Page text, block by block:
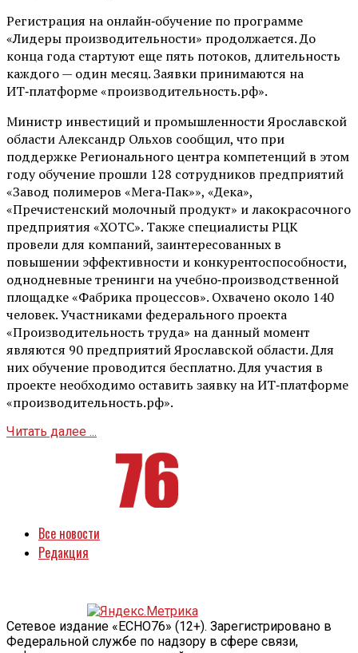
Регистрация на онлайн‑обучение по программе
«Лидеры производительности» продолжается. До
конца года стартуют еще пять потоков, длительность
каждого — один месяц. Заявки принимаются на
ИТ‑платформе «производительность.рф».
Министр инвестиций и промышленности Ярославской
области Александр Ольхов сообщил, что при
поддержке Регионального центра компетенций в этом
году обучение прошли 128 сотрудников предприятий
«Завод полимеров «Мега‑Пак»», «Дека»,
«Пречистенский молочный продукт» и лакокрасочного
предприятия «ХОТС». Также специалисты РЦК
провели для компаний, заинтересованных в
повышении эффективности и конкурентоспособности,
однодневные тренинги на учебно‑производственной
площадке «Фабрика процессов». Охвачено около 140
человек. Участниками федерального проекта
«Производительность труда» на данный момент
являются 90 предприятий Ярославской области. Для
них обучение проводится бесплатно. Для участия в
проекте необходимо оставить заявку на ИТ‑платформе
«производительность.рф».
Читать далее ...
Все новости
Редакция
Сетевое издание «ECHO76» (12+). Зарегистрировано в
Федеральной службе по надзору в сфере связи,